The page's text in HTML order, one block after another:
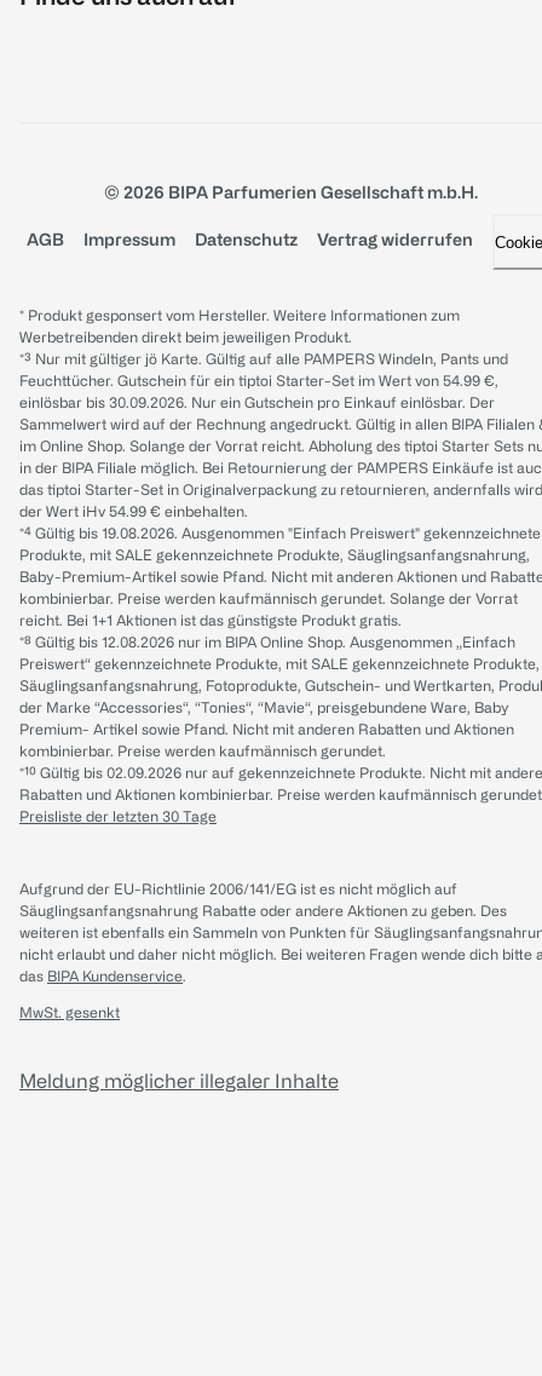
© 2026 BIPA Parfumerien Gesellschaft m.b.H.
AGB Impressum Datenschutz Vertrag widerrufen
* Produkt gesponsert vom Hersteller. Weitere Informationen zum
Werbetreibenden direkt beim jeweiligen Produkt.
*³ Nur mit gültiger jö Karte. Gültig auf alle PAMPERS Windeln, Pants und
Feuchttücher. Gutschein für ein tiptoi Starter-Set im Wert von 54.99 €,
einlösbar bis 30.09.2026. Nur ein Gutschein pro Einkauf einlösbar. Der
Sammelwert wird auf der Rechnung angedruckt. Gültig in allen BIPA Filialen
im Online Shop. Solange der Vorrat reicht. Abholung des tiptoi Starter Sets
in der BIPA Filiale möglich. Bei Retournierung der PAMPERS Einkäufe ist
das tiptoi Starter-Set in Originalverpackung zu retournieren, andernfalls wird
der Wert iHv 54.99 € einbehalten.
*⁴ Gültig bis 19.08.2026. Ausgenommen "Einfach Preiswert" gekennzeichnete
Produkte, mit SALE gekennzeichnete Produkte, Säuglingsanfangsnahrung,
Baby-Premium-Artikel sowie Pfand. Nicht mit anderen Aktionen und
kombinierbar. Preise werden kaufmännisch gerundet. Solange der Vorrat
reicht. Bei 1+1 Aktionen ist das günstigste Produkt gratis.
*⁸ Gültig bis 12.08.2026 nur im BIPA Online Shop. Ausgenommen „Einfach
Preiswert“ gekennzeichnete Produkte, mit SALE gekennzeichnete Produkte,
Säuglingsanfangsnahrung, Fotoprodukte, Gutschein- und Wertkarten,
der Marke “Accessories“, “Tonies“, “Mavie“, preisgebundene Ware, Baby
Premium- Artikel sowie Pfand. Nicht mit anderen Rabatten und Aktionen
kombinierbar. Preise werden kaufmännisch gerundet.
*¹⁰ Gültig bis 02.09.2026 nur auf gekennzeichnete Produkte. Nicht mit
Rabatten und Aktionen kombinierbar. Preise werden kaufmännisch
Preisliste der letzten 30 Tage
Aufgrund der EU-Richtlinie 2006/141/EG ist es nicht möglich auf
Säuglingsanfangsnahrung Rabatte oder andere Aktionen zu geben. Des
weiteren ist ebenfalls ein Sammeln von Punkten für
nicht erlaubt und daher nicht möglich. Bei weiteren Fragen wende dich bitte
das BIPA Kundenservice.
MwSt. gesenkt
Meldung möglicher illegaler Inhalte